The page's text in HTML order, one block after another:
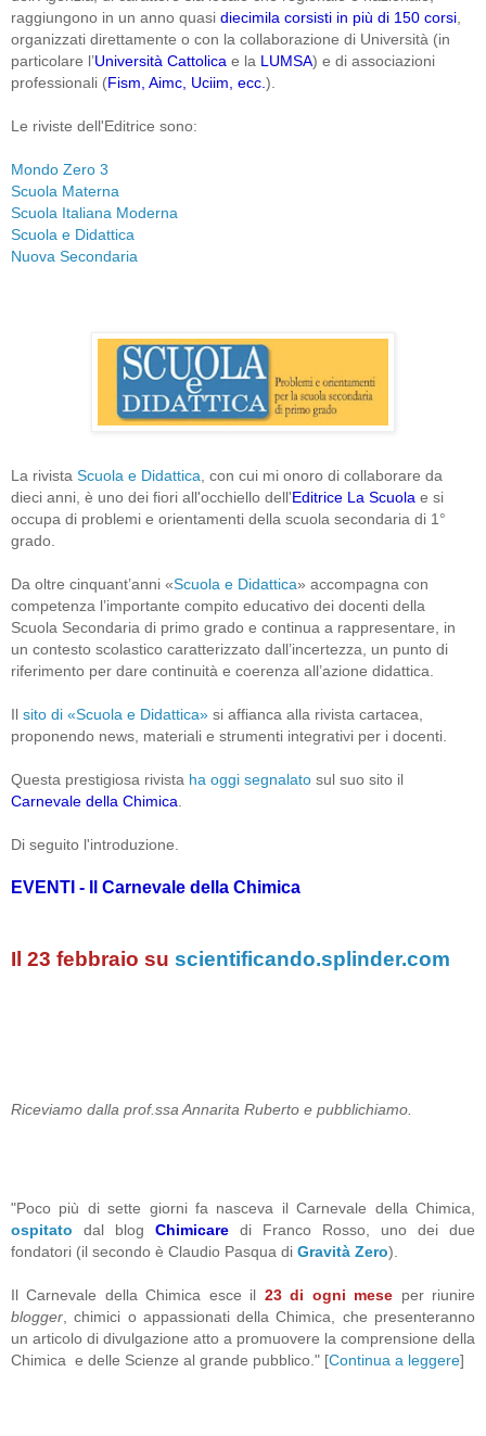
raggiungono in un anno quasi diecimila corsisti in più di 150 corsi
organizzati direttamente o con la collaborazione di Università (in
particolare l’Università Cattolica e la LUMSA) e di associazioni
professionali (Fism, Aimc, Uciim, ecc. ).
Le riviste dell'Editrice sono:
Mondo Zero 3
Scuola Materna
Scuola Italiana Moderna
Scuola e Didattica
Nuova Secondaria
La rivista Scuola e Didattica , con cui mi onoro di collaborare da
dieci anni, è uno dei fiori all'occhiello dell'Editrice La Scuola e si
occupa di problemi e orientamenti della scuola secondaria di 1°
grado.
Da oltre cinquant’anni «Scuola e Didattica» accompagna con
competenza l’importante compito educativo dei docenti della
Scuola Secondaria di primo grado e continua a rappresentare, in
un contesto scolastico caratterizzato dall’incertezza, un punto di
riferimento per dare continuità e coerenza all’azione didattica.
Il sito di «Scuola e Didattica» si affianca alla rivista cartacea,
proponendo news, materiali e strumenti integrativi per i docenti.
Questa prestigiosa rivista ha oggi segnalato sul suo sito il
Carnevale della Chimica
Di seguito l'introduzione.
EVENTI - Il Carnevale della Chimica
Il 23 febbraio su scientificando.splinder.com
Riceviamo dalla prof.ssa Annarita Ruberto e pubblichiamo.
"Poco più di sette giorni fa nasceva il Carnevale della Chimica,
ospitato dal blog Chimicare di Franco Rosso, uno dei due
fondatori (il secondo è Claudio Pasqua di Gravità Zero).
Il Carnevale della Chimica esce il 23 di ogni mese per riunire
blogger, chimici o appassionati della Chimica, che presenteranno
un articolo di divulgazione atto a promuovere la comprensione della
Chimica e delle Scienze al grande pubblico." [Continua a leggere]